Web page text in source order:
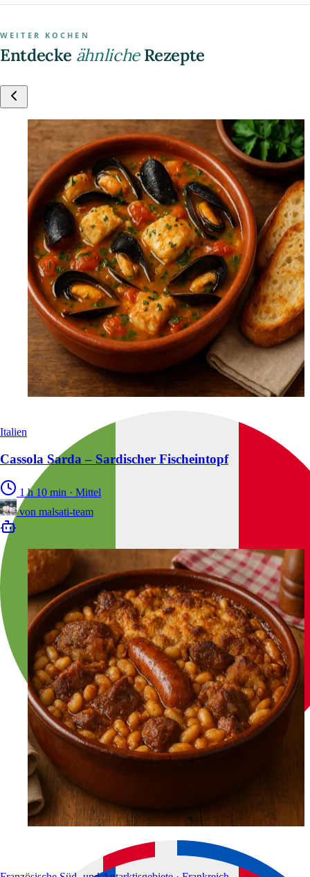
WEITER KOCHEN
Entdecke ähnlicheRezepte
Italien
Cassola Sarda – Sardischer Fischeintopf
1 h 10 min · Mittel
von malsati-team